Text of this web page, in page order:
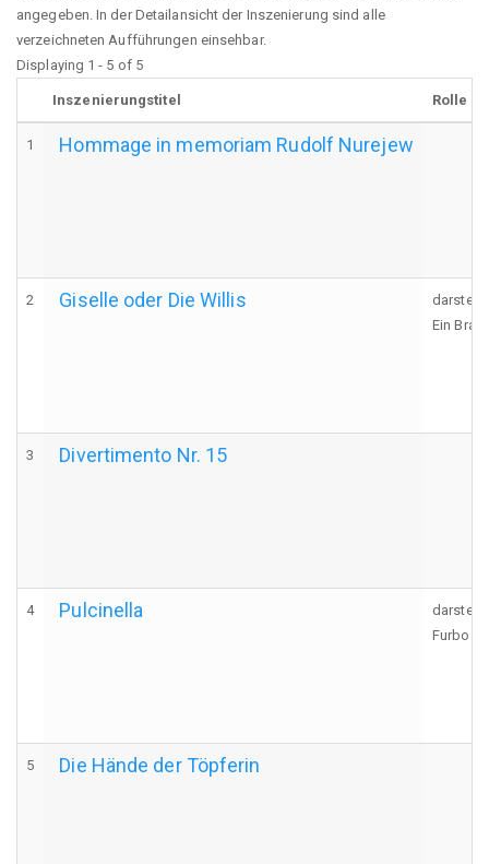
angegeben. In der Detailansicht der Inszenierung sind alle
verzeichneten Aufführungen einsehbar.
Displaying 1 - 5 of 5
Inszenierungstitel Rolle
1 Hommage in memoriam Rudolf Nurejew
2 Giselle oder Die Willis
Ein
3 Divertimento Nr. 15
4 Pulcinella
Furbo
5 Die Hände der Töpferin